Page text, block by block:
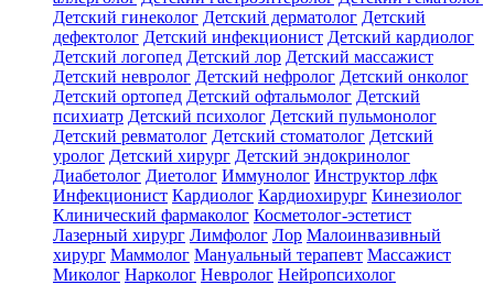
Детский гинеколог Детский дерматолог Детский
дефектолог Детский инфекционист Детский кардиолог
Детский логопед Детский лор Детский массажист
Детский невролог Детский нефролог Детский онколог
Детский ортопед Детский офтальмолог Детский
психиатр Детский психолог Детский пульмонолог
Детский ревматолог Детский стоматолог Детский
уролог Детский хирург Детский эндокринолог
Диабетолог Диетолог Иммунолог Инструктор лфк
Инфекционист Кардиолог Кардиохирург Кинезиолог
Клинический фармаколог Косметолог-эстетист
Лазерный хирург Лимфолог Лор Малоинвазивный
хирург Маммолог Мануальный терапевт Массажист
Миколог Нарколог Невролог Нейропсихолог